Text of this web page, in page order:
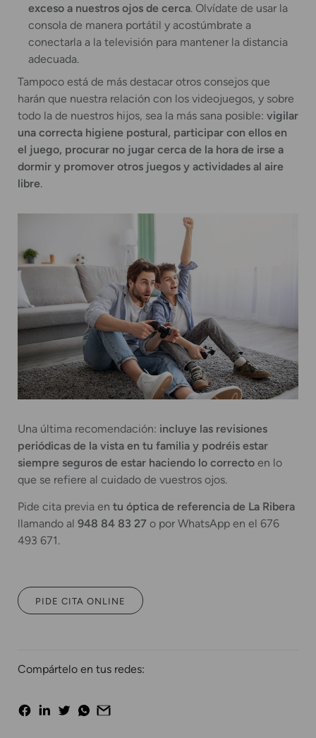
exceso a nuestros ojos de cerca. Olvídate de usar la
consola de manera portátil y acostúmbrate a
conectarla a la televisión para mantener la distancia
adecuada.
Tampoco está de más destacar otros consejos que
harán que nuestra relación con los videojuegos, y sobre
todo la de nuestros hijos, sea la más sana posible: vigilar
una correcta higiene postural, participar con ellos en
el juego, procurar no jugar cerca de la hora de irse a
dormir y promover otros juegos y actividades al aire
libre.
Una última recomendación: incluye las revisiones
periódicas de la vista en tu familia y podréis estar
siempre seguros de estar haciendo lo correcto en lo
que se refiere al cuidado de vuestros ojos.
Pide cita previa en tu óptica de referencia de La Ribera
llamando al 948 84 83 27 o por WhatsApp en el 676
493 671.
PIDE CITA ONLINE
Compártelo en tus redes: